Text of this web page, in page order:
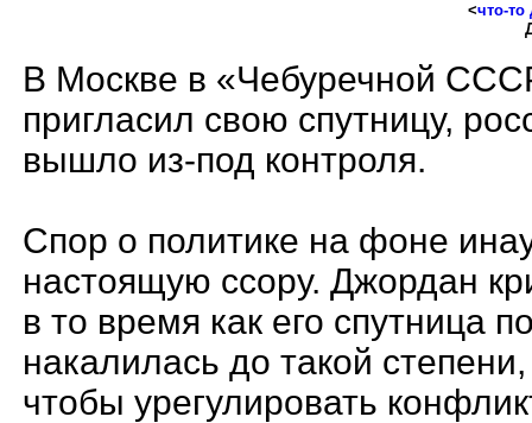
<что-то
В Москве в «Чебуречной
пригласил свою спутницу,
вышло из-под контроля.
Спор о политике на фоне
настоящую ссору. Джордан
в то время как его спутница
накалилась до такой
чтобы урегулировать